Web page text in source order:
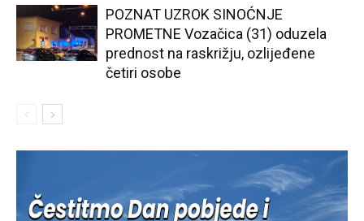
POZNAT UZROK SINOĆNJE
PROMETNE Vozačica (31) oduzela
prednost na raskrižju, ozlijeđene
četiri osobe